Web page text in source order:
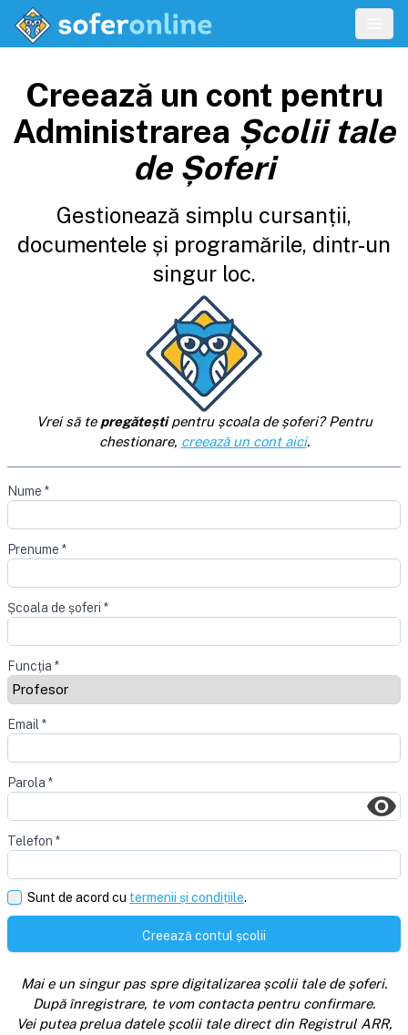
Creează un cont pentru
Administrarea Școlii tale
de Șoferi
Gestionează simplu cursanții,
documentele și programările, dintr-un
singur loc.
Vrei să te pregăteștipentru școala de șoferi? Pentru
chestionare, creează un cont aici.
Nume *
Prenume *
Școala de șoferi *
Funcția *
Email *
Parola *
Telefon *
Sunt de acord cu termenii și condițiile.
Creează contul școlii
Mai e un singur pas spre digitalizarea școlii tale de șoferi.
După înregistrare, te vom contacta pentru confirmare.
Vei putea prelua datele școlii tale direct din Registrul ARR,